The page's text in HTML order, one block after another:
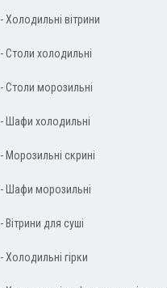
- Холодильні вітрини
- Столи холодильні
- Столи морозильні
- Шафи холодильні
- Морозильні скрині
- Шафи морозильні
- Вітрини для суші
- Холодильні гірки